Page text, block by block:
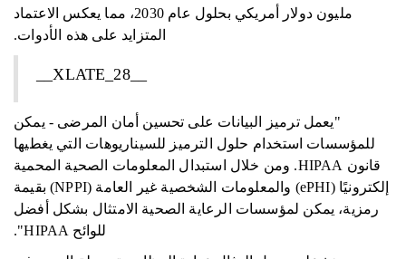
مليون دولار أمريكي بحلول عام 2030، مما يعكس الاعتماد
المتزايد على هذه الأدوات.
__XLATE_28__
"يعمل ترميز البيانات على تحسين أمان المرضى - يمكن
للمؤسسات استخدام حلول الترميز للسيناريوهات التي يغطيها
قانون HIPAA. ومن خلال استبدال المعلومات الصحية المحمية
إلكترونيًا (ePHI) والمعلومات الشخصية غير العامة (NPPI) بقيمة
رمزية، يمكن لمؤسسات الرعاية الصحية الامتثال بشكل أفضل
للوائح HIPAA".